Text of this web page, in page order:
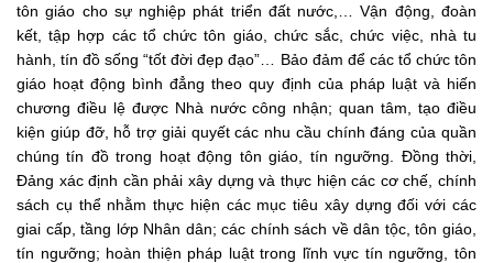
tôn giáo cho sự nghiệp phát triển đất nước,… Vận động, đoàn
kết, tập hợp các tổ chức tôn giáo, chức sắc, chức việc, nhà tu
hành, tín đồ sống “tốt đời đẹp đạo”… Bảo đảm để các tổ chức tôn
giáo hoạt động bình đẳng theo quy định của pháp luật và hiến
chương điều lệ được Nhà nước công nhận; quan tâm, tạo điều
kiện giúp đỡ, hỗ trợ giải quyết các nhu cầu chính đáng của quần
chúng tín đồ trong hoạt động tôn giáo, tín ngưỡng. Đồng thời,
Đảng xác định cần phải xây dựng và thực hiện các cơ chế, chính
sách cụ thể nhằm thực hiện các mục tiêu xây dựng đối với các
giai cấp, tầng lớp Nhân dân; các chính sách về dân tộc, tôn giáo,
tín ngưỡng; hoàn thiện pháp luật trong lĩnh vực tín ngưỡng, tôn